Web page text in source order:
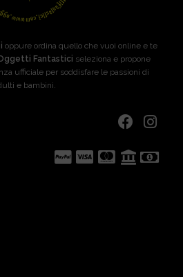
oppure ordina quello che vuoi online e te
Fantastici seleziona e propone
ufficiale per soddisfare le passioni di
e bambini.